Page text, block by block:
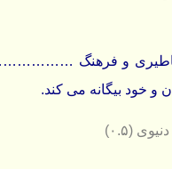
و فرهنگ
و خود بيگانه می كند.
(۰.۵)